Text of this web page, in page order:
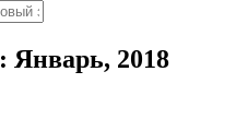
Январь, 2018